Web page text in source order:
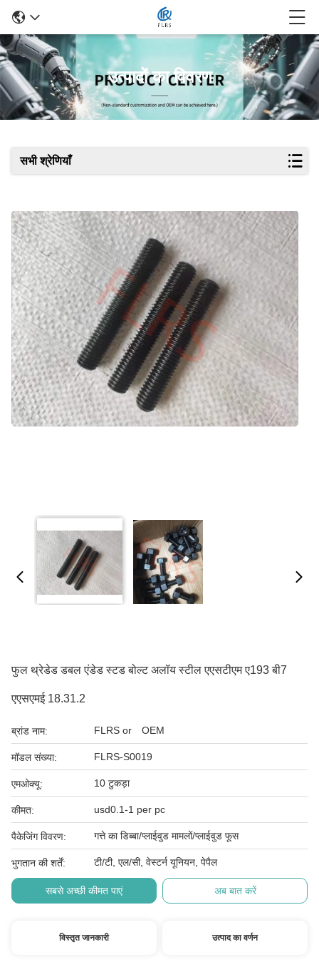
उत्पादों का विवरण
सभी श्रेणियाँ
फुल थ्रेडेड डबल एंडेड स्टड बोल्ट अलॉय स्टील एएसटीएम ए193 बी7
एएसएमई 18.31.2
ब्रांड नाम: FLRS or OEM
मॉडल संख्या: FLRS-S0019
एमओक्यू: 10 टुकड़ा
कीमत: usd0.1-1 per pc
पैकेजिंग विवरण: गत्ते का डिब्बा/प्लाईवुड मामलों/प्लाईवुड फूस
भुगतान की शर्तें: टी/टी, एल/सी, वेस्टर्न यूनियन, पेपैल
सबसे अच्छी कीमत पाएं अब बात करें
विस्तृत जानकारी उत्पाद का वर्णन